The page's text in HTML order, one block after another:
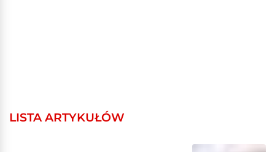
LISTA ARTYKUŁÓW